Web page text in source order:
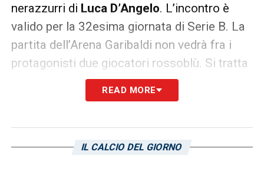
nerazzurri di Luca D’Angelo. L’incontro è
valido per la 32esima giornata di Serie B. La
partita dell’Arena Garibaldi non vedrà fra i
protagonisti due giocatori rossoblù. Si tratta
Leonardo PavolettiedElio Capradossi
capitano e il difensore del Cagliari danno
condizioni dei due giocatori: Capradossi è
READ MORE
IL CALCIO DEL GIORNO